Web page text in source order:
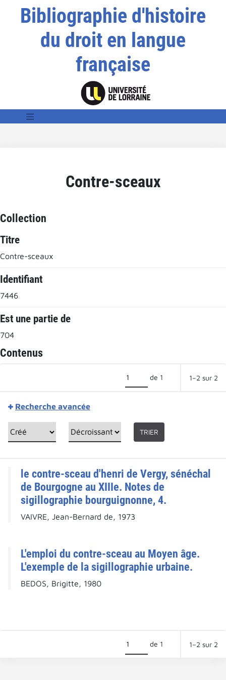
Bibliographie d'histoire
du droit en langue
française
Contre-sceaux
Collection
Titre
Contre-sceaux
Identifiant
7446
Est une partie de
704
Contenus
de 1 1–2 sur 2
Recherche avancée
TRIER
le contre-sceau d'henri de Vergy, sénéchal
de Bourgogne au XIIIe. Notes de
sigillographie bourguignonne, 4.
VAIVRE, Jean-Bernard de, 1973
L'emploi du contre-sceau au Moyen âge.
L'exemple de la sigillographie urbaine.
BEDOS, Brigitte, 1980
de 1 1–2 sur 2